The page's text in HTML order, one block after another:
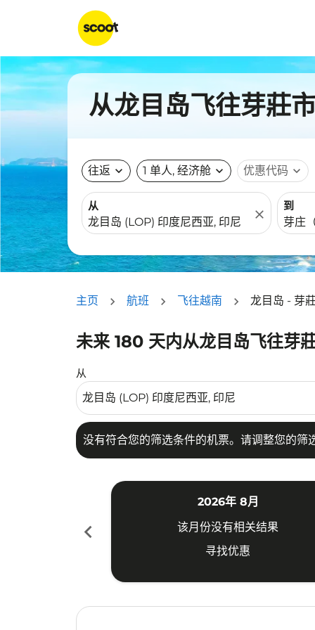
从龙目岛飞往芽莊
往返 expand_more 1 单人, 经济舱 expand_more 优惠代码 expand_more
从
close
到
主页 航班 飞往越南 龙目岛 - 芽
未来 180 天内从龙目岛飞往芽
从
没有符合您的筛选条件的机票。请调整您的筛
没有符合您的筛选条件的机票。请调整您的筛选
chevron_left
2026年 8月
该月份没有相关结果
寻找优惠